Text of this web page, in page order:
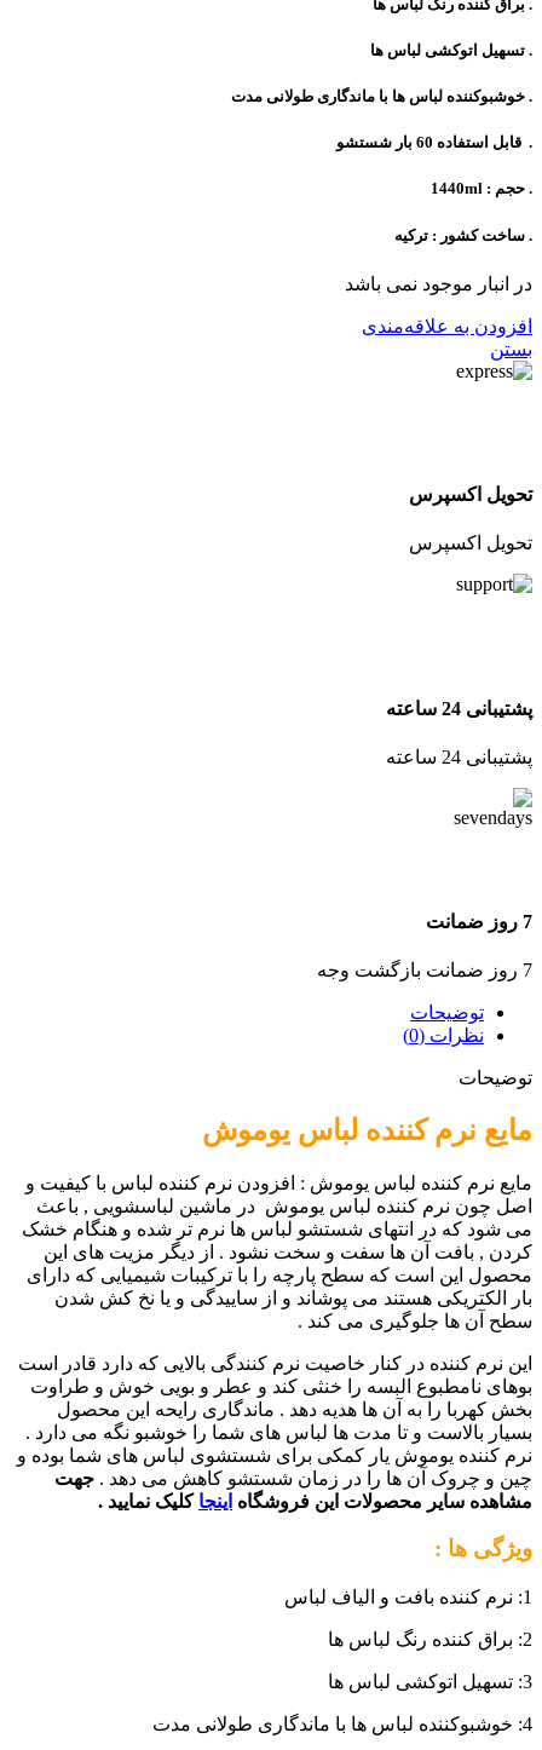
. براق کننده رنگ لباس ها
. تسهیل اتوکشی لباس ها
. خوشبوکننده لباس ها با ماندگاری طولانی مدت
. قابل استفاده 60 بار شستشو
. حجم : 1440ml
. ساخت کشور : ترکیه
در انبار موجود نمی باشد
افزودن به علاقه‌مندی
بستن
تحویل اکسپرس
تحویل اکسپرس
پشتیبانی 24 ساعته
پشتیبانی 24 ساعته
7 روز ضمانت
7 روز ضمانت بازگشت وجه
توضیحات
نظرات (0)
توضیحات
مایع نرم کننده لباس یوموش
مایع نرم کننده لباس یوموش : افزودن نرم کننده لباس با کیفیت و
اصل چون نرم کننده لباس یوموش در ماشین لباسشویی , باعث
می شود که در انتهای شستشو لباس ها نرم تر شده و هنگام خشک
کردن , بافت آن ها سفت و سخت نشود . از دیگر مزیت های این
محصول این است که سطح پارچه را با ترکیبات شیمیایی که دارای
بار الکتریکی هستند می پوشاند و از ساییدگی و یا نخ کش شدن
سطح آن ها جلوگیری می کند .
این نرم کننده در کنار خاصیت نرم کنندگی بالایی که دارد قادر است
بوهای نامطبوع البسه را خنثی کند و عطر و بویی خوش و طراوت
بخش کهربا را به آن ها هدیه دهد . ماندگاری رایحه این محصول
بسیار بالاست و تا مدت ها لباس های شما را خوشبو نگه می دارد .
نرم کننده یوموش یار کمکی برای شستشوی لباس های شما بوده و
چین و چروک آن ها را در زمان شستشو کاهش می دهد . جهت
مشاهده سایر محصولات این فروشگاه اینجا کلیک نمایید .
ویژگی ها :
1: نرم کننده بافت و الیاف لباس
2: براق کننده رنگ لباس ها
3: تسهیل اتوکشی لباس ها
4: خوشبوکننده لباس ها با ماندگاری طولانی مدت